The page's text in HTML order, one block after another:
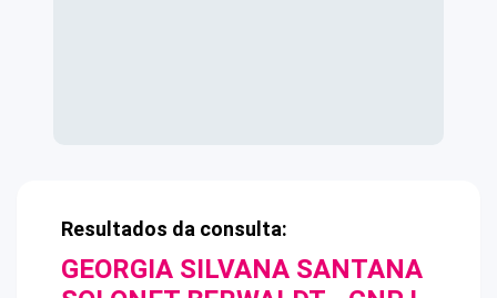
Resultados da consulta:
GEORGIA SILVANA SANTANA